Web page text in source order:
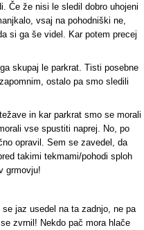
Če že nisi le sledil dobro uhojeni
vsaj na pohodniški ne,
si ga še videl. Kar potem precej
skupaj le parkrat. Tisti posebne
ostalo pa smo sledili
in kar parkrat smo se morali
vse spustiti naprej. No, po
opravil. Sem se zavedel, da
takimi tekmami/pohodi sploh
grmovju!
jaz usedel na ta zadnjo, ne pa
zvrnil! Nekdo pač mora hlače